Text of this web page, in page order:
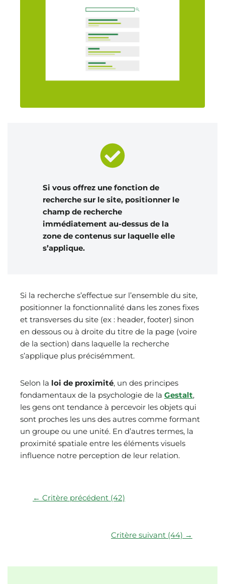
Si vous offrez une fonction de
recherche sur le site, positionner le
champ de recherche
immédiatement au-dessus de la
zone de contenus sur laquelle elle
s’applique.
Si la recherche s’effectue sur l’ensemble du site,
positionner la fonctionnalité dans les zones fixes
et transverses du site (ex : header, footer) sinon
en dessous ou à droite du titre de la page (voire
de la section) dans laquelle la recherche
s’applique plus précisémment.
Selon la loi de proximité, un des principes
fondamentaux de la psychologie de la Gestalt,
les gens ont tendance à percevoir les objets qui
sont proches les uns des autres comme formant
un groupe ou une unité. En d’autres termes, la
proximité spatiale entre les éléments visuels
influence notre perception de leur relation.
← Critère précédent (42)
Critère suivant (44) →